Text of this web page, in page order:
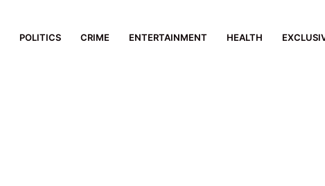
POLITICS CRIME ENTERTAINMENT HEALTH